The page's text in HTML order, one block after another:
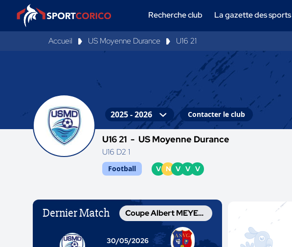
Recherche club La gazette des sports
Accueil US Moyenne Durance U16 21
Contacter le club
U16 21 - US Moyenne Durance
U16 D2 1
Football V N V V V
Dernier Match Coupe Albert MEYER U16
30/05/2026